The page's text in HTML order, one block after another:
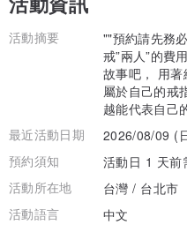
活動摘要
""預約請先務
戒”兩人”的費
故事吧， 用
屬於自己的戒
越能代表自己
最近活動日期
2026/08/09 (
預約須知
活動日 1 天前
活動所在地
台灣 / 台北市
活動語言
中文